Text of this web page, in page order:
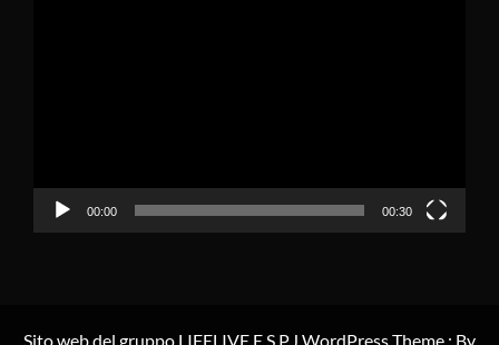
00:00 00:30
Sito web del gruppo LIFELIVE E.S.P.J WordPress Theme : By